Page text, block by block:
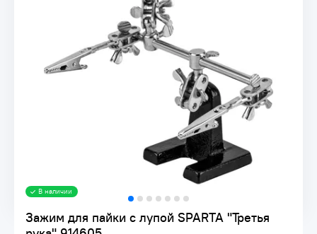
Зажим для пайки с лупой SPARTA "Третья
В наличии